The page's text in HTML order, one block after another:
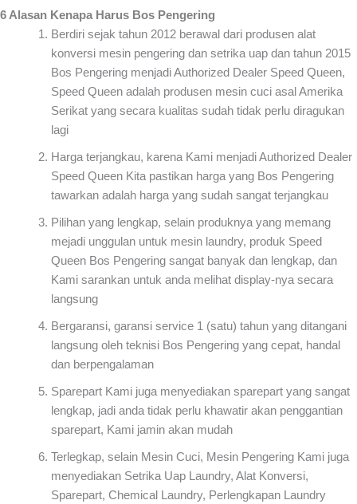
6 Alasan Kenapa Harus Bos Pengering
Berdiri sejak tahun 2012 berawal dari produsen alat
konversi mesin pengering dan setrika uap dan tahun 2015
Bos Pengering menjadi Authorized Dealer Speed Queen,
Speed Queen adalah produsen mesin cuci asal Amerika
Serikat yang secara kualitas sudah tidak perlu diragukan
lagi
Harga terjangkau, karena Kami menjadi Authorized Dealer
Speed Queen Kita pastikan harga yang Bos Pengering
tawarkan adalah harga yang sudah sangat terjangkau
Pilihan yang lengkap, selain produknya yang memang
mejadi unggulan untuk mesin laundry, produk Speed
Queen Bos Pengering sangat banyak dan lengkap, dan
Kami sarankan untuk anda melihat display-nya secara
langsung
Bergaransi, garansi service 1 (satu) tahun yang ditangani
langsung oleh teknisi Bos Pengering yang cepat, handal
dan berpengalaman
Sparepart Kami juga menyediakan sparepart yang sangat
lengkap, jadi anda tidak perlu khawatir akan penggantian
sparepart, Kami jamin akan mudah
Terlegkap, selain Mesin Cuci, Mesin Pengering Kami juga
menyediakan Setrika Uap Laundry, Alat Konversi,
Sparepart, Chemical Laundry, Perlengkapan Laundry